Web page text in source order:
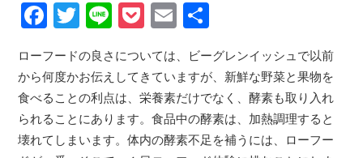
Facebook
Twitter
LinePocket
Email
ローフードの良さについては、ビーグレンイッシュで以前
から何度かお伝えしてきていますが、新鮮な野菜と果物を
食べることの利点は、栄養素だけでなく、酵素も取り入れ
られることにあります。食品中の酵素は、加熱調理すると
壊れてしまいます。体内の酵素不足を補うには、ローフー